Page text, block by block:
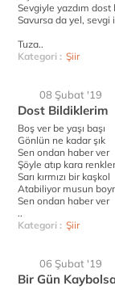
Sevgiyle yazdım dost
Savursa da yel,
Tuza..
Kategori : Şiir
08 Şubat '19
Dost Bildiklerim
Boş ver be yaşı başı
Gönlün ne kadar şık
Sen ondan haber ver
Şöyle atıp kara
Sarı kırmızı bir kaşkol
Atabiliyor musun
Sen ondan haber ver
..
Kategori : Şiir
06 Şubat '19
Bir Gün